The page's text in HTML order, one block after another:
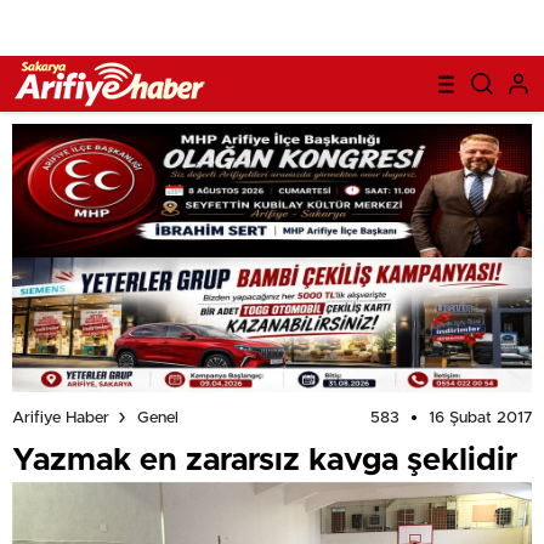
Arifiye Haber Genel 583 16 Şubat 2017
Yazmak en zararsız kavga şeklidir